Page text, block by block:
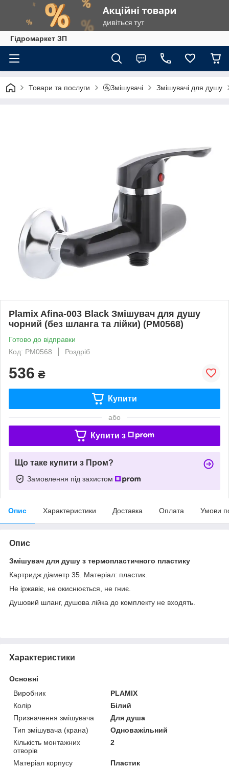
Гiдромаркет ЗП
Товари та послуги 🚰Змішувачі Змішувачі для душу
Plamix Afina-003 Black Змішувач для душу
чорний (без шланга та лійки) (PM0568)
Готово до відправки
Код: PM0568
Роздріб
536 ₴
Купити
або
Купити з
Що таке купити з Пром?
Замовлення під захистом
Опис Характеристики Доставка Оплата Умови
Опис
Змішувач для душу з термопластичного пластику
Картридж діаметр 35. Матеріал: пластик.
Не іржавіє, не окиснюється, не гниє.
Душовий шланг, душова лійка до комплекту не входять.
Характеристики
Основні
Виробник
PLAMIX
Колір
Білий
Призначення змішувача
Для душа
Тип змішувача (крана)
Одноважільний
Кількість монтажних
отворів
2
Матеріал корпусу
Пластик